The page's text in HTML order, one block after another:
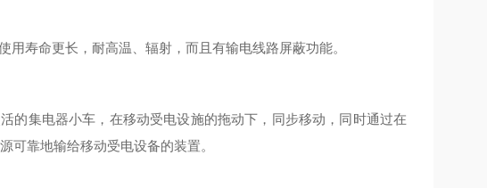
寿命更长，耐高温、辐射，而且有输电线路屏蔽功能。
集电器小车，在移动受电设施的拖动下，同步移动，同时通过在
可靠地输给移动受电设备的装置。